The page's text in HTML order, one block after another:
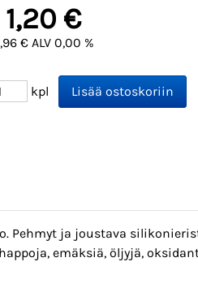
1,20 €
€ ALV 0,00 %
kpl
ja joustava
emäksiä, öljyjä,